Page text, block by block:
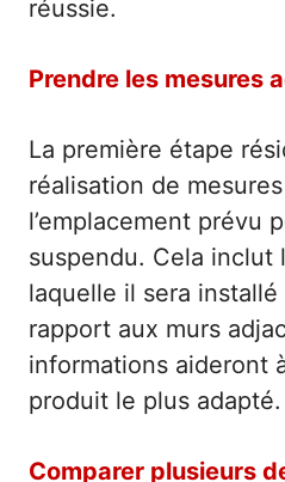
réussie.
Prendre les mesures
La première étape
réalisation de
l’emplacement prévu
suspendu. Cela inclut
laquelle il sera
rapport aux murs
informations aideront
produit le plus adapté.
Comparer plusieurs